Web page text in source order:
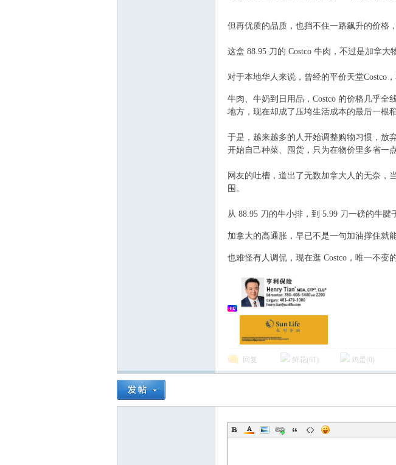
但再优质的品质，也挡不住一路飙升的价格
这盒 88.95 刀的 Costco 牛肉，不过是加拿大
对于本地华人来说，曾经的平价天堂Costco
牛肉、牛奶到日用品，Costco 的价格几乎
地方，现在却成了压垮生活成本的最后一根稻
于是，越来越多的人开始调整购物习惯，放
开始自己种菜、囤货，只为在物价里多省一点
网友的吐槽，道出了无数加拿大人的无奈，
围。
从 88.95 刀的牛小排，到 5.99 刀一磅的牛
加拿大的高通胀，早已不是一句加油撑住就
也难怪有人调侃，现在逛 Costco，唯一不变
回复 鲜花(61 ) 鸡蛋( 0 )